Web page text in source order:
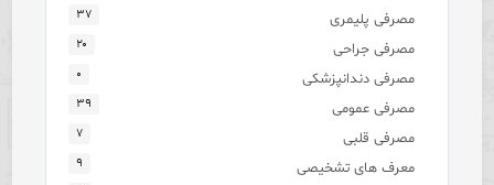
مصرفی پلیمری ۳۷
مصرفی جراحی ۲۰
مصرفی دندانپزشکی ۰
مصرفی عمومی ۳۹
مصرفی قلبی ۷
معرف های تشخیصی ۹